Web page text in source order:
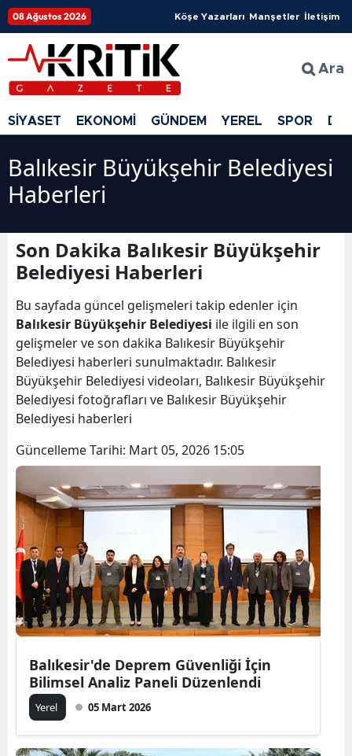
08 Ağustos 2026 Köşe Yazarları Manşetler İletişim
Ara
SİYASET EKONOMİ GÜNDEM YEREL SPOR
Balıkesir Büyükşehir Belediyesi
Haberleri
Son Dakika Balıkesir Büyükşehir
Belediyesi Haberleri
Bu sayfada güncel gelişmeleri takip edenler için
Balıkesir Büyükşehir Belediyesi ile ilgili en son
gelişmeler ve son dakika Balıkesir Büyükşehir
Belediyesi haberleri sunulmaktadır. Balıkesir
Büyükşehir Belediyesi videoları, Balıkesir Büyükşehir
Belediyesi fotoğrafları ve Balıkesir Büyükşehir
Belediyesi haberleri
Güncelleme Tarihi: Mart 05, 2026 15:05
Balıkesir'de Deprem Güvenliği İçin
Bilimsel Analiz Paneli Düzenlendi
Yerel 05 Mart 2026